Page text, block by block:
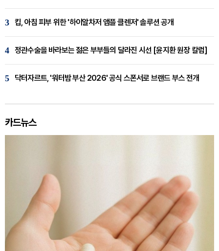
3 킵, 아침 피부 위한 '하이알차저 앰플 클렌저' 솔루션 공개
4 정관수술을 바라보는 젊은 부부들의 달라진 시선 [윤지환 원장 칼럼]
5 닥터자르트, '워터밤 부산 2026' 공식 스폰서로 브랜드 부스 전개
카드뉴스